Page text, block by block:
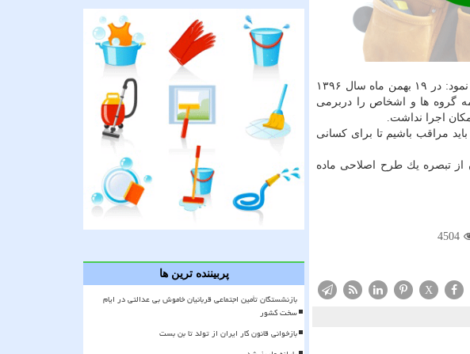
نایب رئیس كمیسیون عمران، حمل و نقل و ترافیك شورای اسلامی شهر تهران درباره محتوای این طرح اظهار نمود: در ۱۹ بهمن ماه سال ۱۳۹۶
گروه ها و اشخاص را دربرمی
مراقب باشیم تا برای كسانی
از تبصره یك طرح اصلاحی ماده
4504
X
پربیننده ترین ها
بازنشستگان تأمین اجتماعی قربانیان خاموش بی عدالتی در ایام
سخت کشور
بازخوانی قانون کار ایران از تولد تا بن بست